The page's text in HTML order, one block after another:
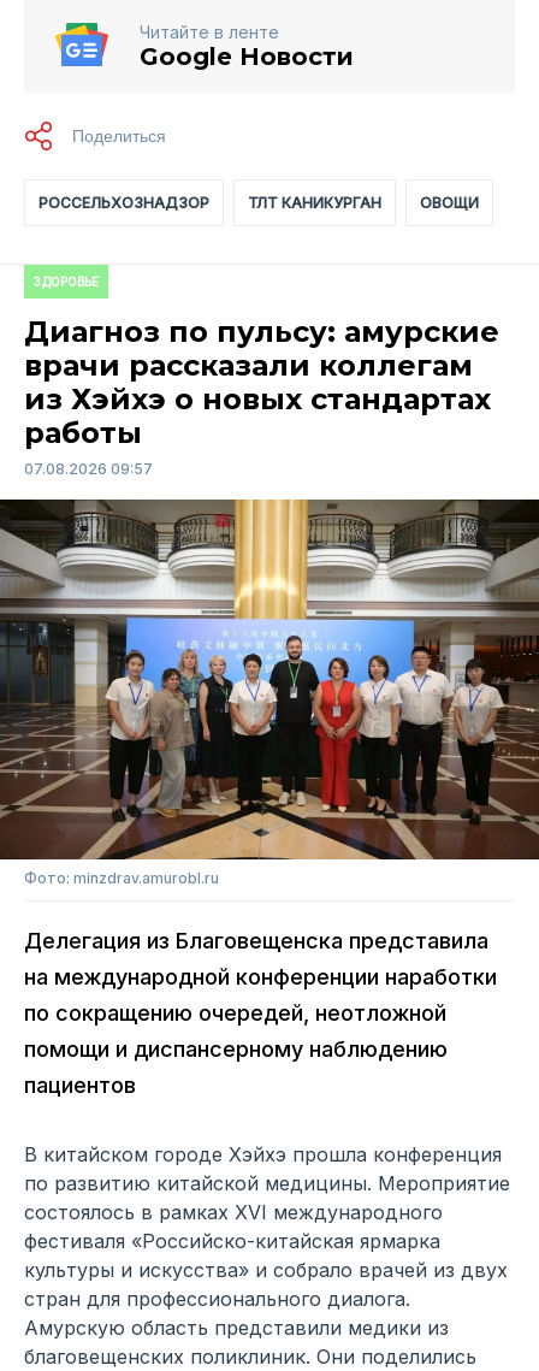
Читайте в ленте
Google Новости
РОССЕЛЬХОЗНАДЗОР ТЛТ КАНИКУРГАН ОВОЩИ
ЗДОРОВЬЕ
Диагноз по пульсу: амурские
врачи рассказали коллегам
из Хэйхэ о новых стандартах
работы
07.08.2026 09:57
Фото: minzdrav.amurobl.ru
Делегация из Благовещенска представила
на международной конференции наработки
по сокращению очередей, неотложной
помощи и диспансерному наблюдению
пациентов
В китайском городе Хэйхэ прошла конференция
по развитию китайской медицины. Мероприятие
состоялось в рамках XVI международного
фестиваля «Российско-китайская ярмарка
культуры и искусства» и собрало врачей из двух
стран для профессионального диалога.
Амурскую область представили медики из
благовещенских поликлиник. Они поделились